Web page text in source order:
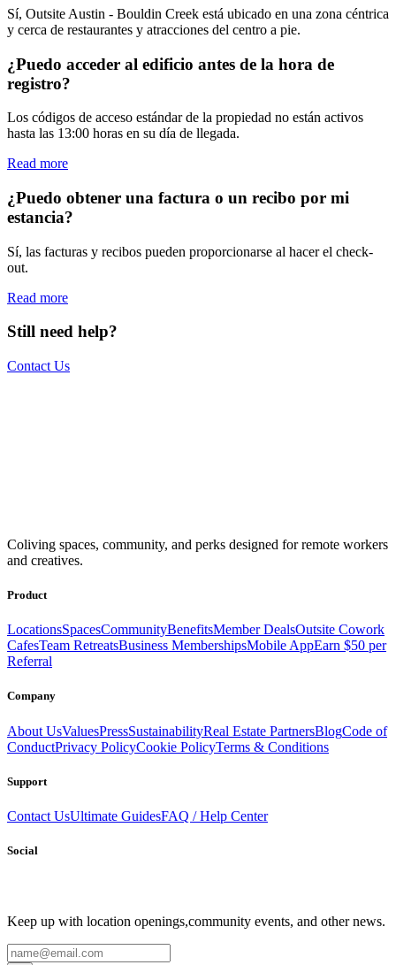
Sí, Outsite Austin - Bouldin Creek está ubicado en una zona céntrica
y cerca de restaurantes y atracciones del centro a pie.
¿Puedo acceder al edificio antes de la hora de
registro?
Los códigos de acceso estándar de la propiedad no están activos
hasta las 13:00 horas en su día de llegada.
Read more
¿Puedo obtener una factura o un recibo por mi
estancia?
Sí, las facturas y recibos pueden proporcionarse al hacer el check-
out.
Read more
Still need help?
Contact Us
equipped with everything you need to be comfortable and
productive.
Coliving spaces, community, and perks designed for remote workers
and creatives.
Product
LocationsSpacesCommunityBenefitsMember DealsOutsite Cowork
CafesTeam RetreatsBusiness MembershipsMobile AppEarn $50 per
Referral
Company
About UsValuesPressSustainabilityReal Estate PartnersBlogCode of
ConductPrivacy PolicyCookie PolicyTerms & Conditions
Support
Contact UsUltimate GuidesFAQ / Help Center
Social
Keep up with location openings,community events, and other news.
Email